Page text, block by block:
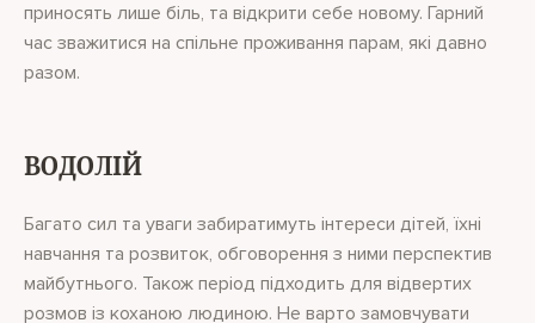
приносять лише біль, та відкрити себе новому. Гарний
час зважитися на спільне проживання парам, які давно
разом.
ВОДОЛІЙ
Багато сил та уваги забиратимуть інтереси дітей, їхні
навчання та розвиток, обговорення з ними перспектив
майбутнього. Також період підходить для відвертих
розмов із коханою людиною. Не варто замовчувати